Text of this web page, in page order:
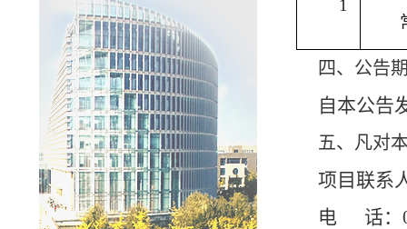
1
四、公告
自本公告
五、凡对
项目联系
电
话：